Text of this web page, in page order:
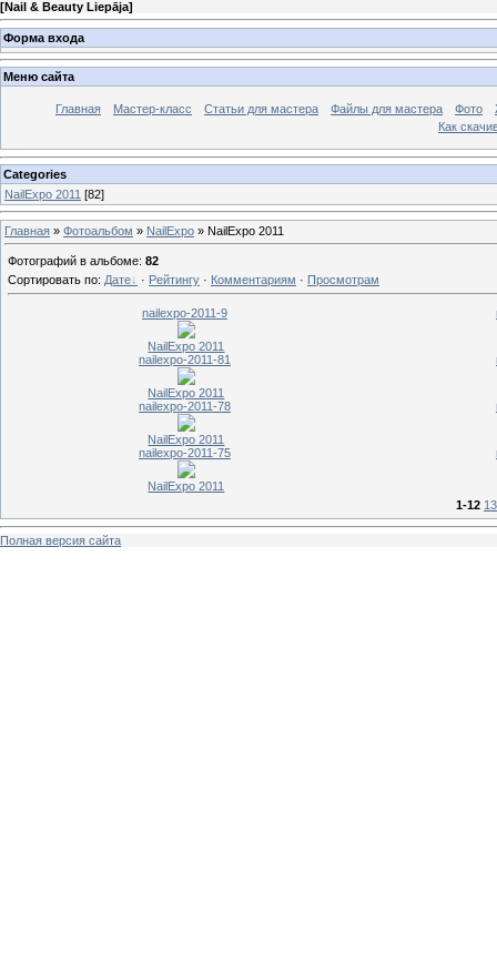
[Nail & Beauty Liepāja]
Форма входа
Меню сайта
Главная Мастер-класс Статьи для мастера Файлы для мастера Фото
Как
Categories
NailExpo 2011 [82]
Главная » Фотоальбом » NailExpo » NailExpo 2011
Фотографий в альбоме: 82
Сортировать по: Дате · Рейтингу · Комментариям · Просмотрам
nailexpo-2011-9
NailExpo 2011
nailexpo-2011-81
NailExpo 2011
nailexpo-2011-78
NailExpo 2011
nailexpo-2011-75
NailExpo 2011
1-12
Полная версия сайта